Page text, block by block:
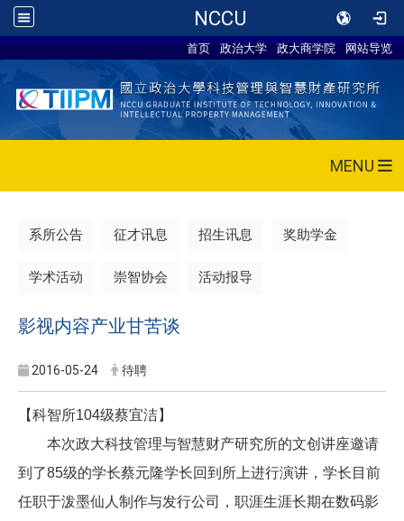
NCCU
首页 政治大学 政大商学院 网站导览
MENU
系所公告 征才讯息 招生讯息 奖助学金
学术活动 崇智协会 活动报导
影视内容产业甘苦谈
2016-05-24 待聘
【科智所104级蔡宜洁】
本次政大科技管理与智慧财产研究所的文创讲座邀请
到了85级的学长蔡元隆学长回到所上进行演讲，学长目前
任职于泼墨仙人制作与发行公司，职涯生涯长期在数码影